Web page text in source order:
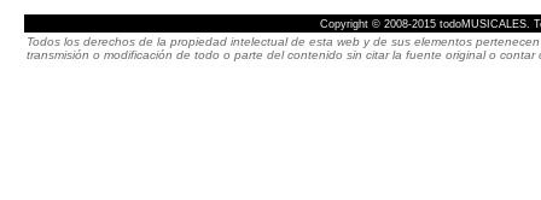
Copyright © 2008-2015 todoMUSICALES.
Todos los derechos de la propiedad intelectual de esta web y de sus elementos
transmisión o modificación de todo o parte del contenido sin citar la fuente original o